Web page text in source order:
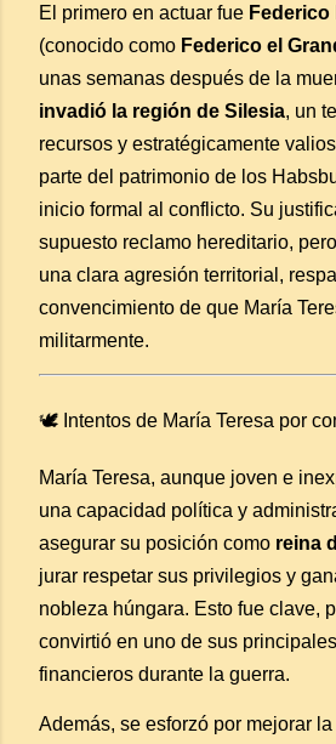
El primero en actuar fue Federico
(conocido como Federico el
unas semanas después de la
invadió la región de Silesia, un
recursos y estratégicamente
parte del patrimonio de los
inicio formal al conflicto. Su
supuesto reclamo hereditario,
una clara agresión territorial,
convencimiento de que María
militarmente.
🕊️ Intentos de María Teresa por
María Teresa, aunque joven e
una capacidad política y
asegurar su posición como reina
jurar respetar sus privilegios y
nobleza húngara. Esto fue clave,
convirtió en uno de sus
financieros durante la guerra.
Además, se esforzó por mejorar